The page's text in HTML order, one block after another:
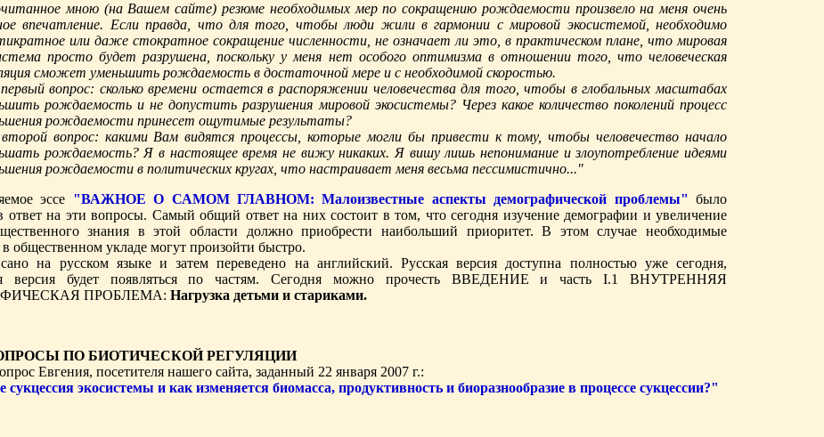
мною (на Вашем сайте) резюме необходимых мер по сокращению рождаемости произвело на меня очень
впечатление. Если правда, что для того, чтобы люди жили в гармонии с мировой экосистемой, необходимо
или даже стократное сокращение численности, не означает ли это, в практическом плане, что мировая
просто будет разрушена, поскольку у меня нет особого оптимизма в отношении того, что человеческая
сможет уменьшить рождаемость в достаточной мере и с необходимой скоростью.
вопрос: сколько времени остается в распоряжении человечества для того, чтобы в глобальных масштабах
рождаемость и не допустить разрушения мировой экосистемы? Через какое количество поколений процесс
рождаемости принесет ощутимые результаты?
вопрос: какими Вам видятся процессы, которые могли бы привести к тому, чтобы человечество начало
рождаемость? Я в настоящее время не вижу никаких. Я вишу лишь непонимание и злоупотребление идеями
рождаемости в политических кругах, что настраивает меня весьма пессимистично..."
эссе "ВАЖНОЕ О САМОМ ГЛАВНОМ: Малоизвестные аспекты демографической проблемы" было
ответ на эти вопросы. Самый общий ответ на них состоит в том, что сегодня изучение демографии и увеличение
знания в этой области должно приобрести наибольший приоритет. В этом случае необходимые
общественном укладе могут произойти быстро.
на русском языке и затем переведено на английский. Русская версия доступна полностью уже сегодня,
версия будет появляться по частям. Сегодня можно прочесть ВВЕДЕНИЕ и часть I.1 ВНУТРЕННЯЯ
ПРОБЛЕМА: Нагрузка детьми и стариками.
ПО БИОТИЧЕСКОЙ РЕГУЛЯЦИИ
Евгения, посетителя нашего сайта, заданный 22 января 2007 г.:
сукцессия экосистемы и как изменяется биомасса, продуктивность и биоразнообразие в процессе сукцессии?"